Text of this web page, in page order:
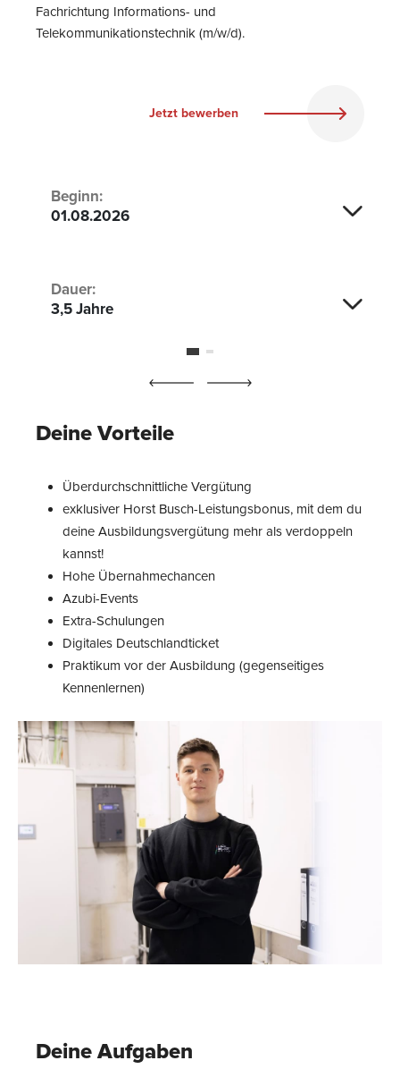
Fachrichtung Informations- und
Telekommunikationstechnik (m/w/d).
Jetzt bewerben
Beginn:
01.08.2026
Dauer:
3,5 Jahre
Deine Vorteile
Überdurchschnittliche Vergütung
exklusiver Horst Busch-Leistungsbonus, mit dem du
deine Ausbildungsvergütung mehr als verdoppeln
kannst!
Hohe Übernahmechancen
Azubi-Events
Extra-Schulungen
Digitales Deutschlandticket
Praktikum vor der Ausbildung (gegenseitiges
Kennenlernen)
Deine Aufgaben